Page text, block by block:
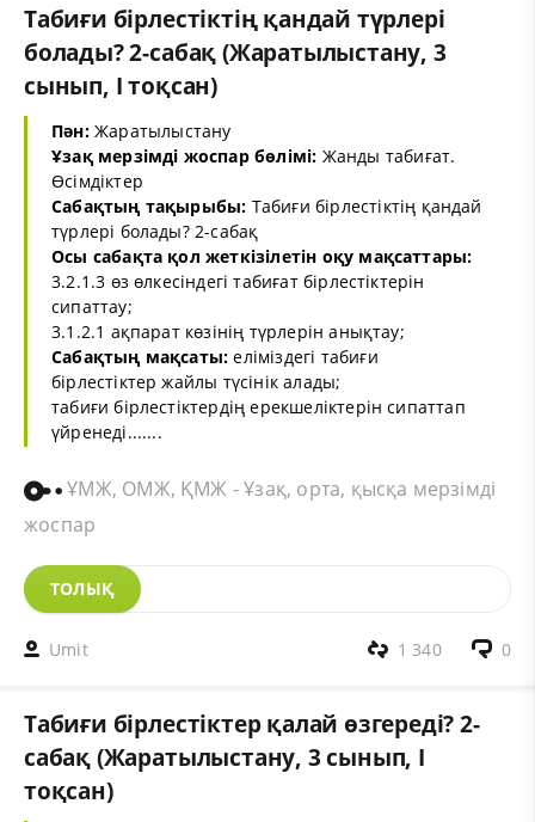
Табиғи бірлестіктің қандай түрлері
болады? 2-сабақ (Жаратылыстану, 3
сынып, I тоқсан)
Пән:Жаратылыстану
Ұзақ мерзімді жоспар бөлімі: Жанды табиғат.
Өсімдіктер
Сабақтың тақырыбы: Табиғи бірлестіктің қандай
түрлері болады? 2-сабақ
Осы сабақта қол жеткізілетін оқу мақсаттары:
3.2.1.3 өз өлкесіндегі табиғат бірлестіктерін
сипаттау;
3.1.2.1 ақпарат көзінің түрлерін анықтау;
Сабақтың мақсаты: еліміздегі табиғи
бірлестіктер жайлы түсінік алады;
табиғи бірлестіктердің ерекшеліктерін сипаттап
үйренеді.......
ҰМЖ, ОМЖ, ҚМЖ - Ұзақ, орта, қысқа мерзімді
жоспар
ТОЛЫҚ
Umit 0
1 340
Табиғи бірлестіктер қалай өзгереді? 2-
сабақ (Жаратылыстану, 3 сынып, I
тоқсан)